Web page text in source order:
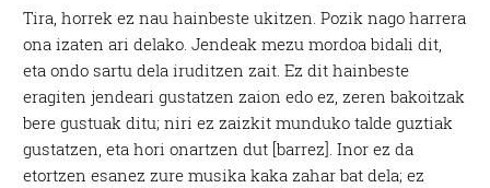
Tira, horrek ez nau hainbeste ukitzen. Pozik nago harrera
ona izaten ari delako. Jendeak mezu mordoa bidali dit,
eta ondo sartu dela iruditzen zait. Ez dit hainbeste
eragiten jendeari gustatzen zaion edo ez, zeren bakoitzak
bere gustuak ditu; niri ez zaizkit munduko talde guztiak
gustatzen, eta hori onartzen dut [barrez]. Inor ez da
etortzen esanez zure musika kaka zahar bat dela; ez